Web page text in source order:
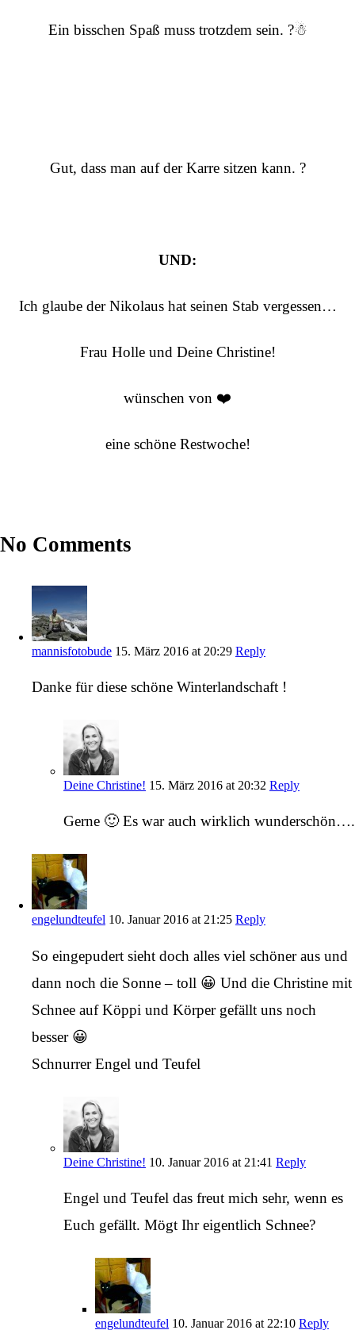
Ein bisschen Spaß muss trotzdem sein. ?☃
Gut, dass man auf der Karre sitzen kann. ?
UND:
Ich glaube der Nikolaus hat seinen Stab vergessen…
Frau Holle und Deine Christine!
wünschen von ❤️
eine schöne Restwoche!
No Comments
mannisfotobude 15. März 2016 at 20:29 Reply
Danke für diese schöne Winterlandschaft !
Deine Christine! 15. März 2016 at 20:32 Reply
Gerne 🙂 Es war auch wirklich wunderschön….
engelundteufel 10. Januar 2016 at 21:25 Reply
So eingepudert sieht doch alles viel schöner aus und
dann noch die Sonne – toll 😀 Und die Christine mit
Schnee auf Köppi und Körper gefällt uns noch
besser 😀
Schnurrer Engel und Teufel
Deine Christine! 10. Januar 2016 at 21:41 Reply
Engel und Teufel das freut mich sehr, wenn es
Euch gefällt. Mögt Ihr eigentlich Schnee?
engelundteufel 10. Januar 2016 at 22:10 Reply